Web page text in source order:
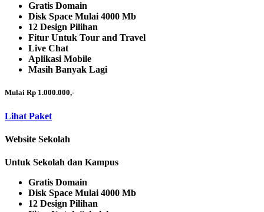
Gratis Domain
Disk Space Mulai 4000 Mb
12 Design Pilihan
Fitur Untuk Tour and Travel
Live Chat
Aplikasi Mobile
Masih Banyak Lagi
Mulai Rp 1.000.000,-
Lihat Paket
Website Sekolah
Untuk Sekolah dan Kampus
Gratis Domain
Disk Space Mulai 4000 Mb
12 Design Pilihan